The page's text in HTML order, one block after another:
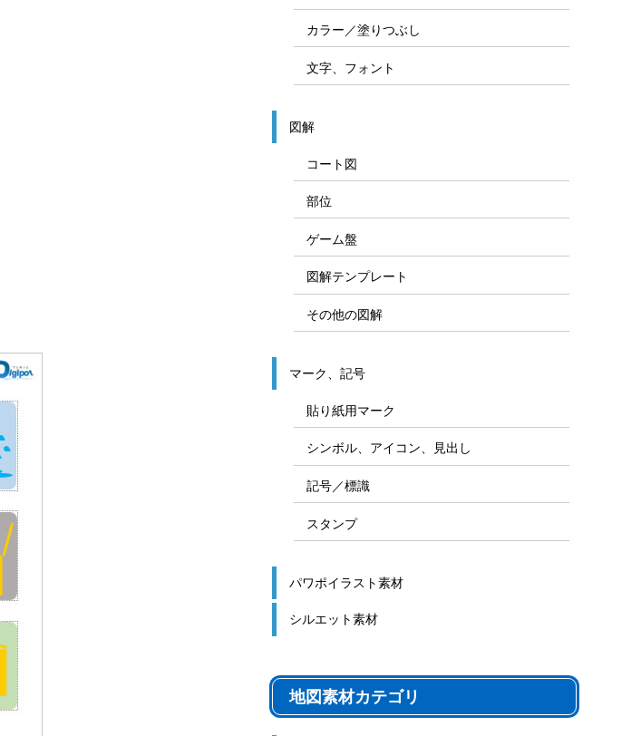
カラー／塗りつぶし
文字、フォント
図解
コート図
部位
ゲーム盤
図解テンプレート
その他の図解
マーク、記号
貼り紙用マーク
シンボル、アイコン、見出し
記号／標識
スタンプ
パワポイラスト素材
シルエット素材
地図素材カテゴリ